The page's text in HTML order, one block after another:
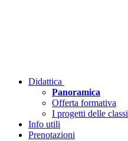
Didattica
Panoramica
Offerta formativa
I progetti delle classi
Info utili
Prenotazioni